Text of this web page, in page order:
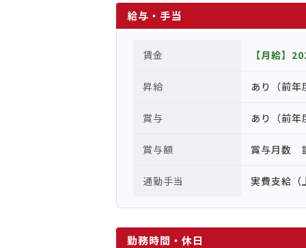
給与・手当
賃金 【月給】
昇給 あり（前
賞与 あり（前
賞与額 賞与月数
通勤手当 実費支給（
勤務時間・休日